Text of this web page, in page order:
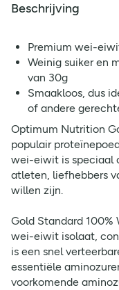
Beschrijving
Premium wei-
Weinig suiker en
van 30g
Smaakloos, dus
of andere
Optimum Nutrition
populair
wei-eiwit is speciaal
atleten, liefhebbers
willen zijn.
Gold Standard 100%
wei-eiwit isolaat,
is een snel
essentiële
voorkomende